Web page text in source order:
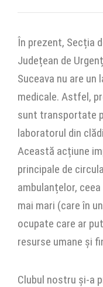
În prezent, Secția
Județean de
Suceava nu are
medicale. Astfel,
sunt transportate
laboratorul din
Această acțiune
principale de
ambulanțelor,
mai mari (care în
ocupate care ar
resurse umane și
Clubul nostru și-a